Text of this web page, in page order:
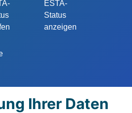
ESTA-
Status
anzeigen
Ihrer Daten